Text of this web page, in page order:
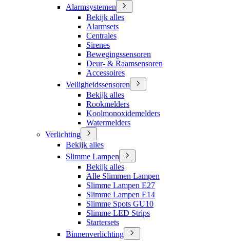
Alarmsystemen
Bekijk alles
Alarmsets
Centrales
Sirenes
Bewegingssensoren
Deur- & Raamsensoren
Accessoires
Veiligheidssensoren
Bekijk alles
Rookmelders
Koolmonoxidemelders
Watermelders
Verlichting
Bekijk alles
Slimme Lampen
Bekijk alles
Alle Slimmen Lampen
Slimme Lampen E27
Slimme Lampen E14
Slimme Spots GU10
Slimme LED Strips
Startersets
Binnenverlichting